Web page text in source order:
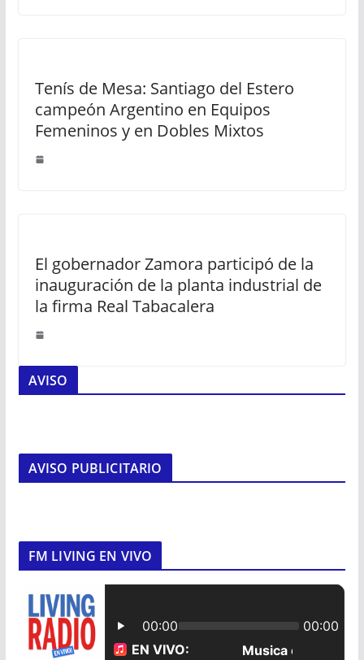
Tenís de Mesa: Santiago del Estero
campeón Argentino en Equipos
Femeninos y en Dobles Mixtos
El gobernador Zamora participó de la
inauguración de la planta industrial de
la firma Real Tabacalera
AVISO
AVISO PUBLICITARIO
FM LIVING EN VIVO